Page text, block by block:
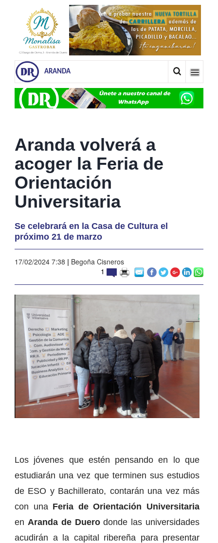
ARANDA
Aranda volverá a
acoger la Feria de
Orientación
Universitaria
Se celebrará en la Casa de Cultura el
próximo 21 de marzo
17/02/2024 7:38 | Begoña Cisneros
1
Los jóvenes que estén pensando en lo que
estudiarán una vez que terminen sus estudios
de ESO y Bachillerato, contarán una vez más
con una Feria de Orientación Universitaria
en Aranda de Duerodonde las universidades
acudirán a la capital ribereña para presentar